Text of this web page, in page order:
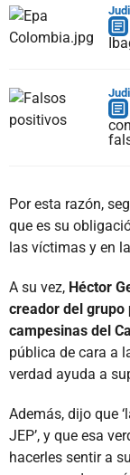
Por esta razón,
que es su
las víctimas y en
A su vez, Héctor
creador del
campesinas del
pública de cara a
verdad ayuda a
Además, dijo que
JEP’, y que esa
hacerles sentir a